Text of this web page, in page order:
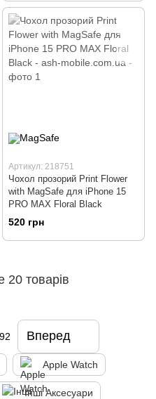
Артикул: 218751
Чохол прозорий Print Flower
with MagSafe для iPhone 15
PRO MAX Floral Black
520 грн
20 товарів
Вперед
Apple Watch
Інші Аксесуари